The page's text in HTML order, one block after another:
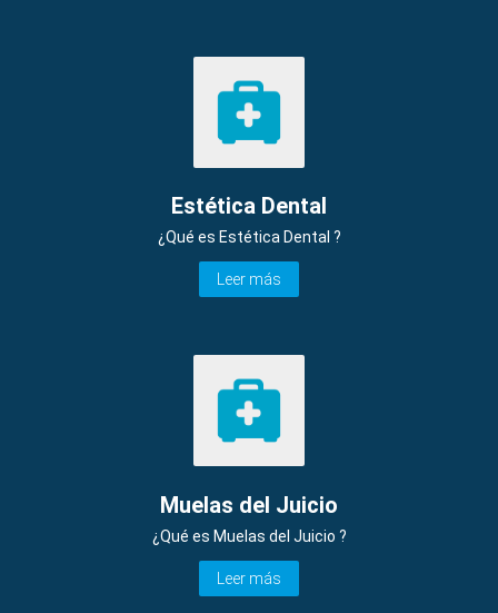
Estética Dental
¿Qué es Estética Dental ?
Leer más
Muelas del Juicio
¿Qué es Muelas del Juicio ?
Leer más